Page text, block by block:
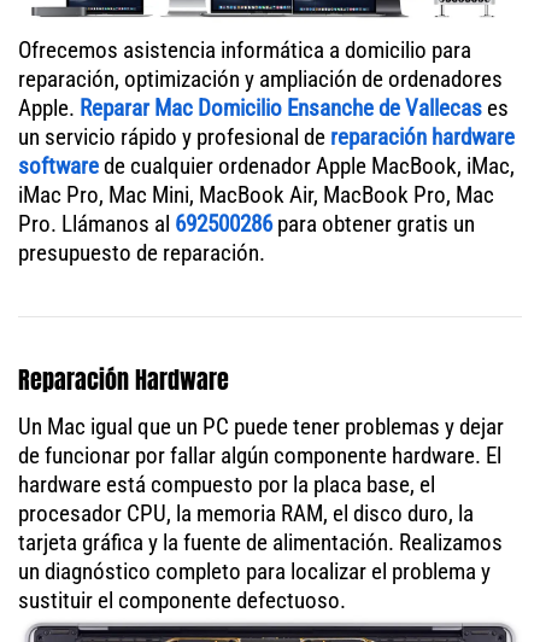
Ofrecemos asistencia informática a domicilio para
reparación, optimización y ampliación de ordenadores
Apple. Reparar Mac Domicilio Ensanche de Vallecas es
un servicio rápido y profesional de reparación hardware
softwarede cualquier ordenador Apple MacBook, iMac,
iMac Pro, Mac Mini, MacBook Air, MacBook Pro, Mac
Pro. Llámanos al 692500286para obtener gratis un
presupuesto de reparación.
Reparación Hardware
Un Mac igual que un PC puede tener problemas y dejar
de funcionar por fallar algún componente hardware. El
hardware está compuesto por la placa base, el
procesador CPU, la memoria RAM, el disco duro, la
tarjeta gráfica y la fuente de alimentación. Realizamos
un diagnóstico completo para localizar el problema y
sustituir el componente defectuoso.